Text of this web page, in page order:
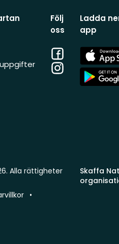
Följ
oss
Facebook
Instagram
Ladda
app
App
Store
App
Store
Skaffa
Alla rättigheter